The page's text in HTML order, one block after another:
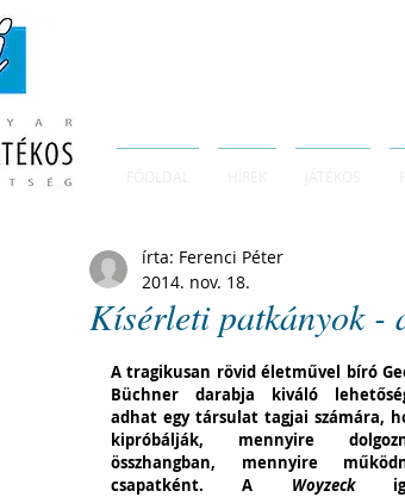
Kísérleti patkányok -
írta: Ferenci Péter
2014. nov. 18.
A tragikusan rövid életművel bíró
Büchner darabja kiváló
adhat egy társulat tagjai számára,
kipróbálják, mennyire
összhangban, mennyire
csapatként. A Woyzeck